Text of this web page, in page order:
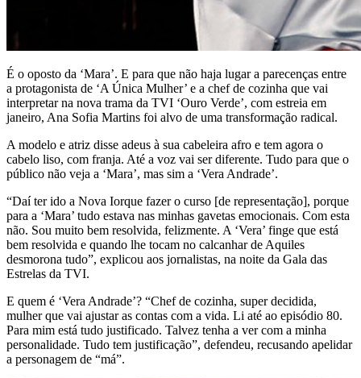
É o oposto da ‘Mara’. E para que não haja lugar a parecenças entre
a protagonista de ‘A Única Mulher’ e a chef de cozinha que vai
interpretar na nova trama da TVI ‘Ouro Verde’, com estreia em
janeiro, Ana Sofia Martins foi alvo de uma transformação radical.
A modelo e atriz disse adeus à sua cabeleira afro e tem agora o
cabelo liso, com franja. Até a voz vai ser diferente. Tudo para que o
público não veja a ‘Mara’, mas sim a ‘Vera Andrade’.
“Daí ter ido a Nova Iorque fazer o curso [de representação], porque
para a ‘Mara’ tudo estava nas minhas gavetas emocionais. Com esta
não. Sou muito bem resolvida, felizmente. A ‘Vera’ finge que está
bem resolvida e quando lhe tocam no calcanhar de Aquiles
desmorona tudo”, explicou aos jornalistas, na noite da Gala das
Estrelas da TVI.
E quem é ‘Vera Andrade’? “Chef de cozinha, super decidida,
mulher que vai ajustar as contas com a vida. Li até ao episódio 80.
Para mim está tudo justificado. Talvez tenha a ver com a minha
personalidade. Tudo tem justificação”, defendeu, recusando apelidar
a personagem de “má”.